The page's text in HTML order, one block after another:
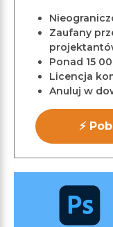
Zaufany
Ponad 15
Licencja
Anuluj w
⚡